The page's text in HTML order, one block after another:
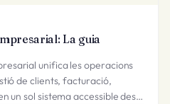
La guia
unifica les operacions
de clients, facturació,
un sol sistema accessible des